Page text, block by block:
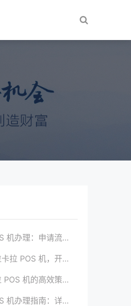
理：申请流程简化版来袭
机，开启便捷收款之旅啦
的高效策略与方法全分享
南：详细流程与注意事项汇总